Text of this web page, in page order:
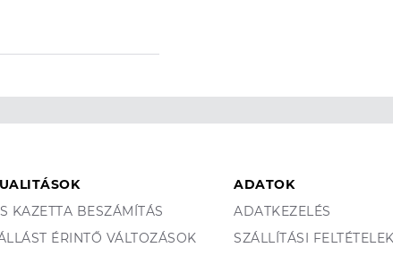
KAZETTA BESZÁMÍTÁS
ÉRINTŐ VÁLTOZÁSOK
ADATOK
ADATKEZELÉS
SZÁLLÍTÁSI FELTÉTELEK